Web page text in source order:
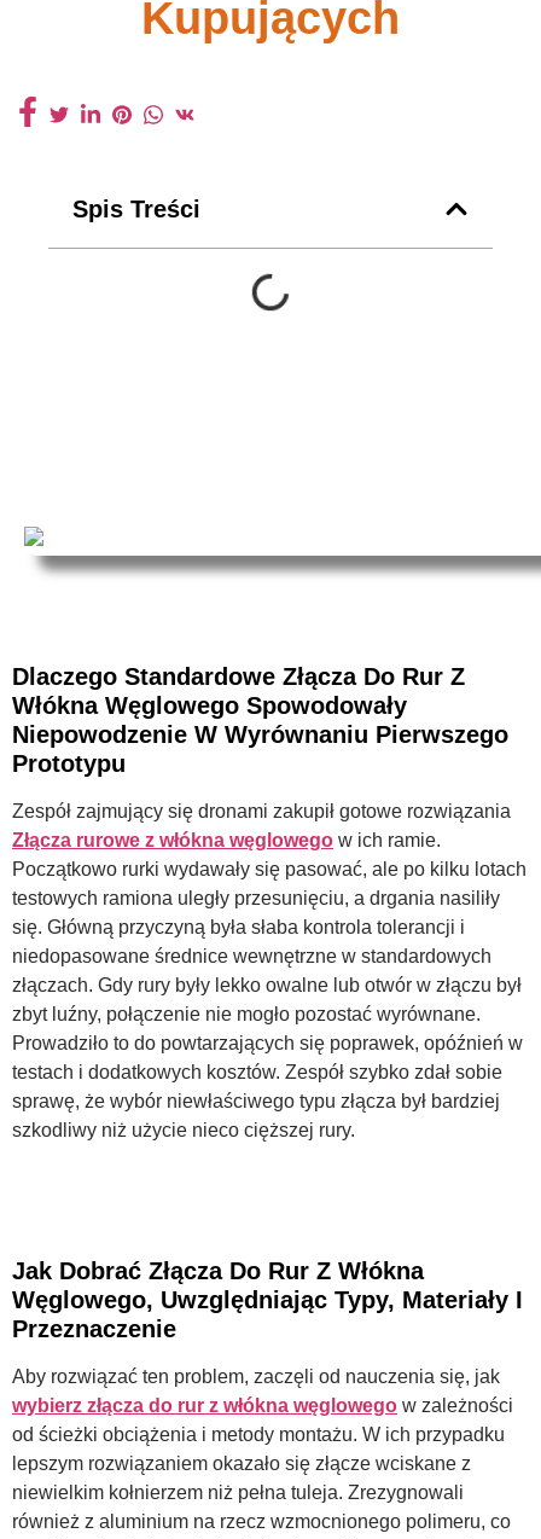
Kupujących
Spis Treści
Dlaczego Standardowe Złącza Do Rur Z
Włókna Węglowego Spowodowały
Niepowodzenie W Wyrównaniu Pierwszego
Prototypu
Zespół zajmujący się dronami zakupił gotowe rozwiązania
Złącza rurowe z włókna węglowego w ich ramie.
Początkowo rurki wydawały się pasować, ale po kilku lotach
testowych ramiona uległy przesunięciu, a drgania nasiliły
się. Główną przyczyną była słaba kontrola tolerancji i
niedopasowane średnice wewnętrzne w standardowych
złączach. Gdy rury były lekko owalne lub otwór w złączu był
zbyt luźny, połączenie nie mogło pozostać wyrównane.
Prowadziło to do powtarzających się poprawek, opóźnień w
testach i dodatkowych kosztów. Zespół szybko zdał sobie
sprawę, że wybór niewłaściwego typu złącza był bardziej
szkodliwy niż użycie nieco cięższej rury.
Jak Dobrać Złącza Do Rur Z Włókna
Węglowego, Uwzględniając Typy, Materiały I
Przeznaczenie
Aby rozwiązać ten problem, zaczęli od nauczenia się, jak
wybierz złącza do rur z włókna węglowego w zależności
od ścieżki obciążenia i metody montażu. W ich przypadku
lepszym rozwiązaniem okazało się złącze wciskane z
niewielkim kołnierzem niż pełna tuleja. Zrezygnowali
również z aluminium na rzecz wzmocnionego polimeru, co